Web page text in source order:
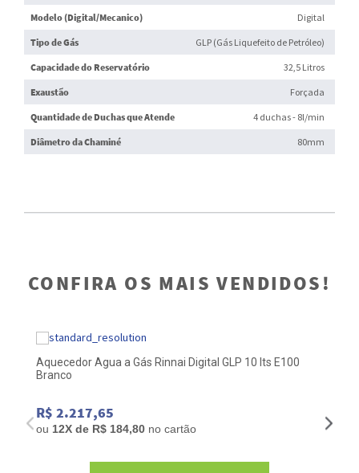
Modelo (Digital/Mecanico) Digital
Tipo de Gás GLP (Gás Liquefeito de Petróleo)
Capacidade do Reservatório 32,5 Litros
Exaustão Forçada
Quantidade de Duchas que Atende 4 duchas - 8l/min
Diâmetro da Chaminé 80mm
CONFIRA OS MAIS VENDIDOS!
Aquecedor Agua a Gás Rinnai Digital GLP 10 lts E100
Branco
R$ 2.217,65
ou 12X de R$ 184,80 no cartão